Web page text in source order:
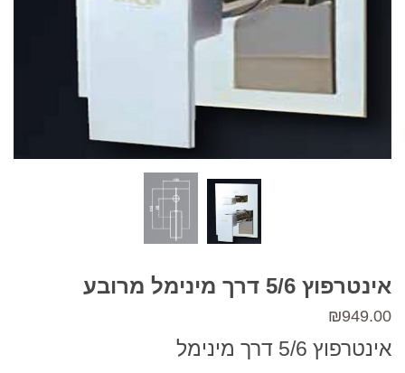
אינטרפוץ 5/6 דרך מינימל מרובע
₪949.00
אינטרפוץ 5/6 דרך מינימל